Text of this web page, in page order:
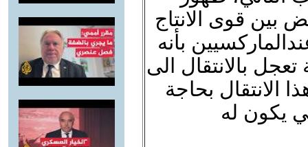
بين قوى الانتاج
بأنه
بالانتقال الى
الانتقال بحاجة
يكون له